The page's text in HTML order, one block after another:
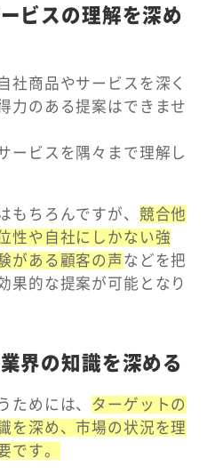
ビスの理解を深め
社商品やサービスを深く
力のある提案はできませ
ービスを隅々まで理解し
もちろんですが、 競合他
性や自社にしかない強
がある顧客の声などを把
果的な提案が可能となり
界の知識を深める
ためには、 ターゲットの
を深め、市場の状況を理
です。